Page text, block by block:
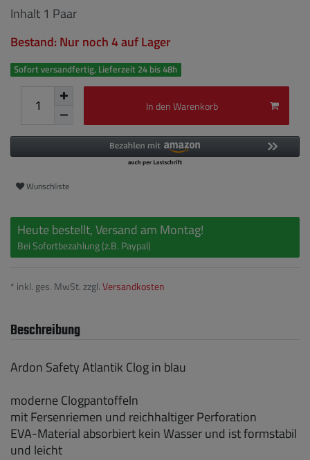
Inhalt 1 Paar
Bestand: Nur noch 4 auf Lager
Sofort versandfertig, Lieferzeit 24 bis 48h
In den Warenkorb
Wunschliste
Heute bestellt, Versand am Montag!
Bei Sofortbezahlung (z.B. Paypal)
* inkl. ges. MwSt. zzgl.Versandkosten
Beschreibung
Ardon Safety Atlantik Clog in blau
moderne Clogpantoffeln
mit Fersenriemen und reichhaltiger Perforation
EVA-Material absorbiert kein Wasser und ist formstabil
und leicht